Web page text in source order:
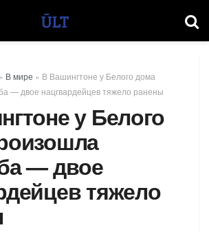
» В мире » В Вашингтоне у Белого дома
— двое нацгвардейцев тяжело ранены
у Белого
— двое
тяжело